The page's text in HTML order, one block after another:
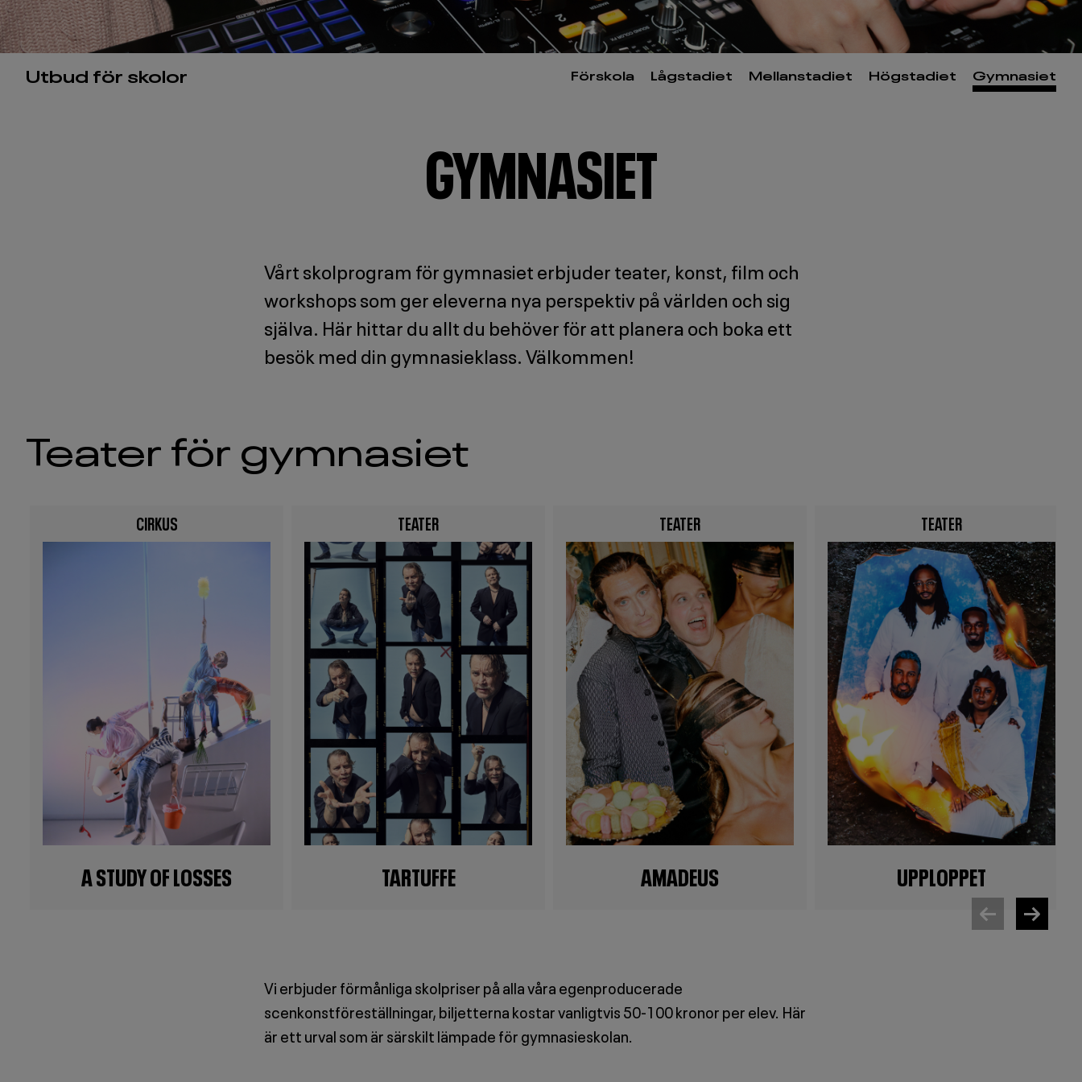
Huvudmeny
Utbud för skolor Förskola Lågstadiet Mellanstadiet Högstadiet Gymnasiet
GYMNASIET
Vårt skolprogram för gymnasiet erbjuder teater, konst, film och
workshops som ger eleverna nya perspektiv på världen och sig
själva. Här hittar du allt du behöver för att planera och boka ett
besök med din gymnasieklass. Välkommen!
Teater för gymnasiet
CIRKUS
Image
A STUDY OF LOSSES
TEATER
Image
TARTUFFE
TEATER
Image
AMADEUS
TEATER
Image
UPPLOPPET
Vi erbjuder förmånliga skolpriser på alla våra egenproducerade
scenkonstföreställningar, biljetterna kostar vanligtvis 50-100 kronor per elev. Här
är ett urval som är särskilt lämpade för gymnasieskolan.